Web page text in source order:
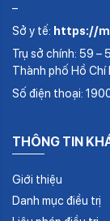
–
Sở y tế: https://
Trụ sở chính: 59 –
Thành phố Hồ Chí
Số điện thoại:
THÔNG TIN
Giới thiệu
Danh mục điều trị